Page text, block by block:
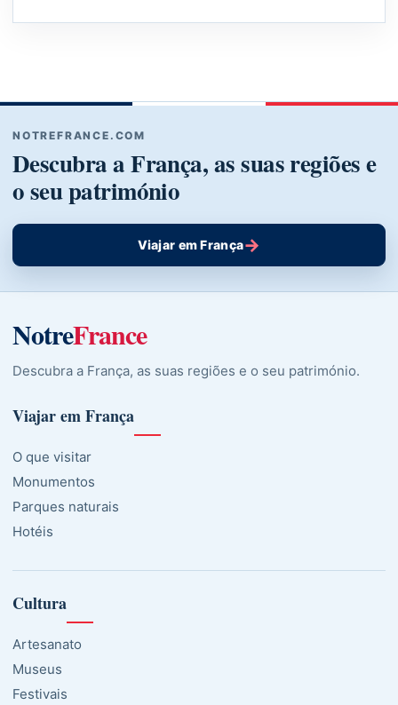
NOTREFRANCE.COM
Descubra a França, as suas regiões e
o seu património
Viajar em França→
NotreFrance
Descubra a França, as suas regiões e o seu património.
Viajar em França
O que visitar
Monumentos
Parques naturais
Hotéis
Cultura
Artesanato
Museus
Festivais